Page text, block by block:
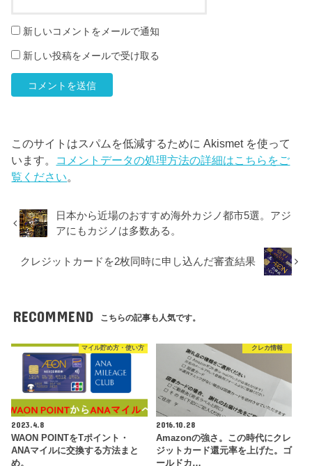
新しいコメントをメールで通知
新しい投稿をメールで受け取る
このサイトはスパムを低減するために Akismet を使って
います。 コメントデータの処理方法の詳細はこちらをご
覧ください。
日本から近場のおすすめ海外カジノ都市5選。アジ
アにもカジノは多数ある。
クレジットカードを2枚同時に申し込んだ審査結果
RECOMMEND こちらの記事も人気です。
マイル貯め方・使い方
2023.4.8
WAON POINTをTポイント・
ANAマイルに交換する方法まと
め。
クレカ情報
2016.10.28
Amazonの強さ。この時代にクレ
ジットカード還元率を上げた。ゴ
ールドカ…